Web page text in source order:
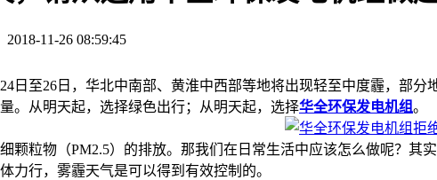
11-26 08:59:45
至26日，华北中南部、黄淮中西部等地将出现轻至中度霾，部分
。从明天起，选择绿色出行；从明天起，选择华全环保发电机组。
粒物（PM2.5）的排放。那我们在日常生活中应该怎么做呢？其
力行，雾霾天气是可以得到有效控制的。